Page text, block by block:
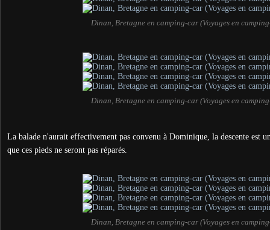
Dinan, Bretagne en camping-car (Voyages en
Dinan, Bretagne en camping-car (Voyages en
La balade n'aurait effectivement pas convenu à Dominique, la descente est
que ces pieds ne seront pas réparés.
Dinan, Bretagne en camping-car (Voyages en